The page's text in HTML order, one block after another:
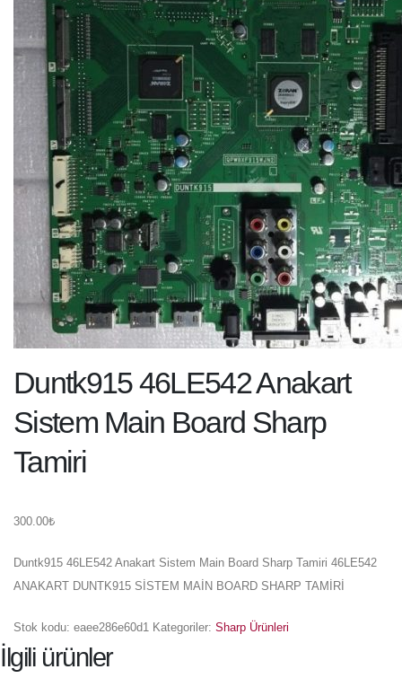
Duntk915 46LE542 Anakart
Sistem Main Board Sharp
Tamiri
300.00₺
Duntk915 46LE542 Anakart Sistem Main Board Sharp Tamiri 46LE542
ANAKART DUNTK915 SİSTEM MAİN BOARD SHARP TAMİRİ
Stok kodu: eaee286e60d1 Kategoriler: Sharp Ürünleri
İlgili ürünler